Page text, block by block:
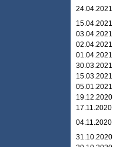
24.04.2021
15.04.2021
03.04.2021
02.04.2021
01.04.2021
30.03.2021
15.03.2021
05.01.2021
19.12.2020
17.11.2020
04.11.2020
31.10.2020